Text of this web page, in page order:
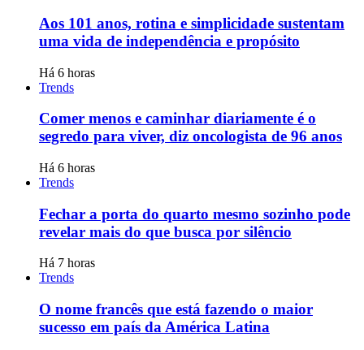
Aos 101 anos, rotina e simplicidade sustentam
uma vida de independência e propósito
Há 6 horas
Trends
Comer menos e caminhar diariamente é o
segredo para viver, diz oncologista de 96 anos
Há 6 horas
Trends
Fechar a porta do quarto mesmo sozinho pode
revelar mais do que busca por silêncio
Há 7 horas
Trends
O nome francês que está fazendo o maior
sucesso em país da América Latina